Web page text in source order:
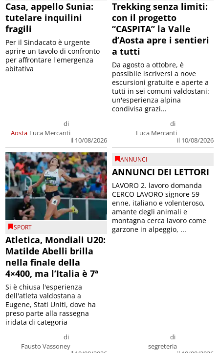
Casa, appello Sunia:
tutelare inquilini
fragili
Aosta
di
Luca Mercanti
il 10/08/2026
Per il Sindacato è urgente
aprire un tavolo di confronto
per affrontare l'emergenza
abitativa
Trekking senza limiti:
con il progetto
“CASPITA” la Valle
d’Aosta apre i sentieri
a tutti
di
Luca Mercanti
il 10/08/2026
Da agosto a ottobre, è
possibile iscriversi a nove
escursioni gratuite e aperte a
tutti in sei comuni valdostani:
un'esperienza alpina
condivisa grazi...
SPORT
Atletica, Mondiali U20:
Matilde Abelli brilla
nella finale della
4×400, ma l’Italia è 7ª
di
Fausto Vassoney
Si è chiusa l'esperienza
dell'atleta valdostana a
Eugene, Stati Uniti, dove ha
preso parte alla rassegna
iridata di categoria
ANNUNCI
ANNUNCI DEI LETTORI
di
segreteria
LAVORO 2. lavoro domanda
CERCO LAVORO signore 59
enne, italiano e volenteroso,
amante degli animali e
montagna cerca lavoro come
garzone in alpeggio, ...